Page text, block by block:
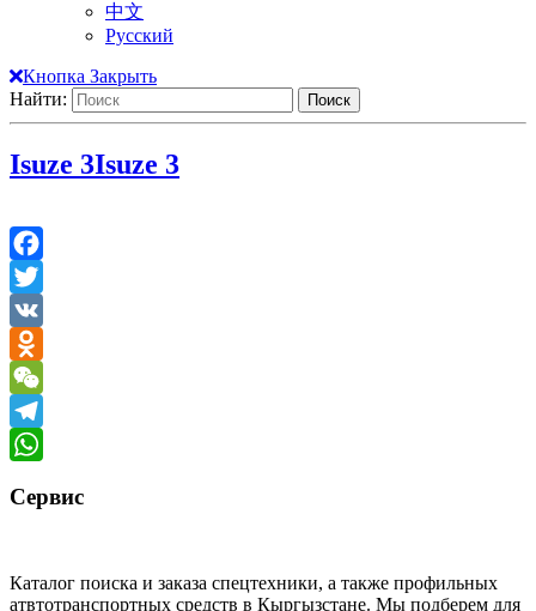
中文
Русский
Кнопка Закрыть
Найти:
Isuze 3Isuze 3
Facebook
Twitter
VK
Odnoklassniki
WeChat
Telegram
Сервис
Каталог поиска и заказа спецтехники, а также профильных
атвтотранспортных средств в Кыргызстане. Мы подберем для